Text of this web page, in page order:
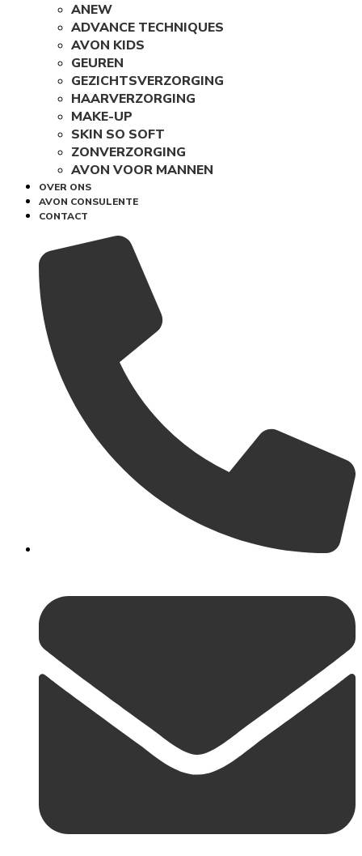
ANEW
ADVANCE TECHNIQUES
AVON KIDS
GEUREN
GEZICHTSVERZORGING
HAARVERZORGING
MAKE-UP
SKIN SO SOFT
ZONVERZORGING
AVON VOOR MANNEN
OVER ONS
AVON CONSULENTE
CONTACT